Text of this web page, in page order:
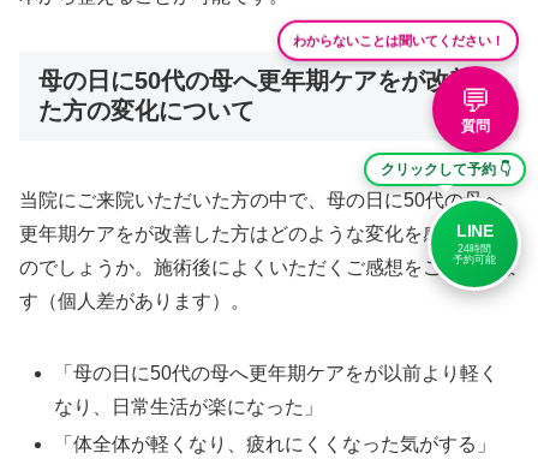
母の日に50代の母へ更年期ケアをが改善し
た方の変化について
当院にご来院いただいた方の中で、母の日に50代の母へ
更年期ケアをが改善した方はどのような変化を感じている
のでしょうか。施術後によくいただくご感想をご紹介しま
す（個人差があります）。
「母の日に50代の母へ更年期ケアをが以前より軽く
なり、日常生活が楽になった」
「体全体が軽くなり、疲れにくくなった気がする」
わからないことは聞いてください！
💬
質問
クリックして予約 👇
LINE
24時間
予約可能